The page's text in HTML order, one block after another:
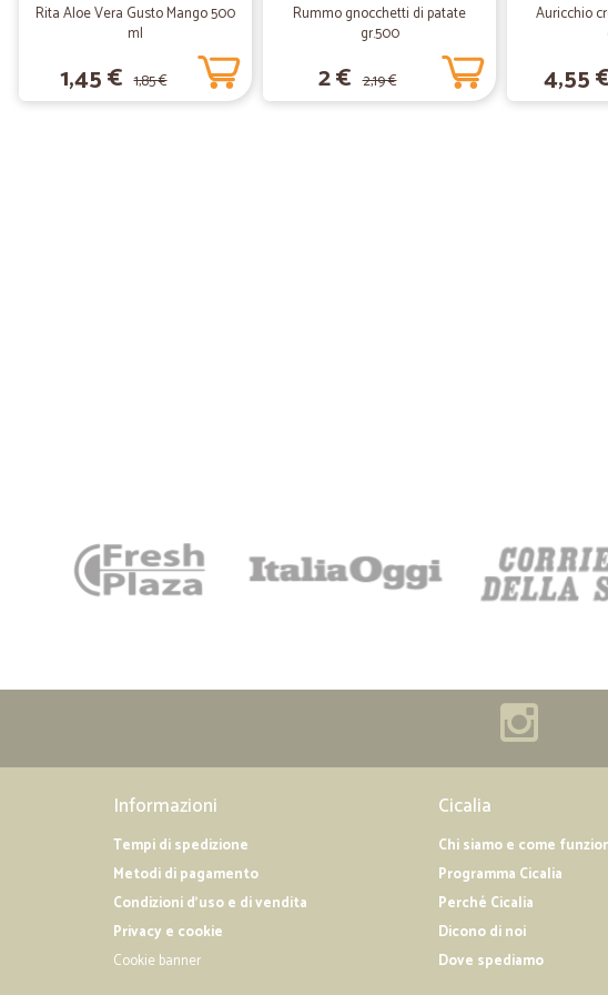
Rita Aloe Vera Gusto Mango 500
ml
1,45 € 1,85 €
Rummo gnocchetti di patate
gr.500
2 € 2,19 €
Auricchio
4,55
Informazioni
Tempi di spedizione
Metodi di pagamento
Condizioni d'uso e di vendita
Privacy e cookie
Cookie banner
Cicalia
Chi siamo e come
Programma Cicalia
Perché Cicalia
Dicono di noi
Dove spediamo